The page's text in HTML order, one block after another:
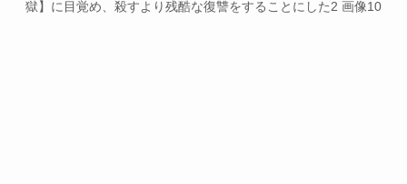
獄】に目覚め、殺すより残酷な復讐をすることにした2 画像10